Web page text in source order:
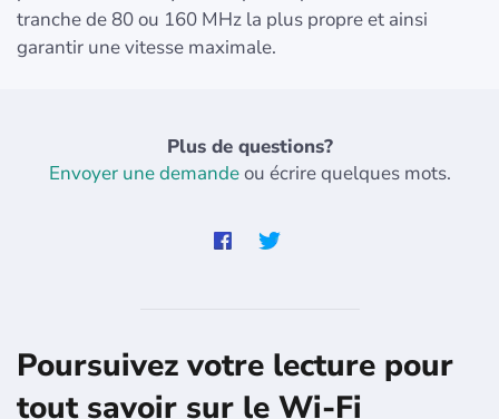
tranche de 80 ou 160 MHz la plus propre et ainsi
garantir une vitesse maximale.
Plus de questions?
Envoyer une demandeou écrire quelques mots.
Poursuivez votre lecture pour
tout savoir sur le Wi-Fi